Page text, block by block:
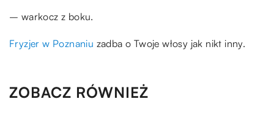
– warkocz z boku.
Fryzjer w Poznaniu zadba o Twoje włosy jak nikt inny.
ZOBACZ RÓWNIEŻ